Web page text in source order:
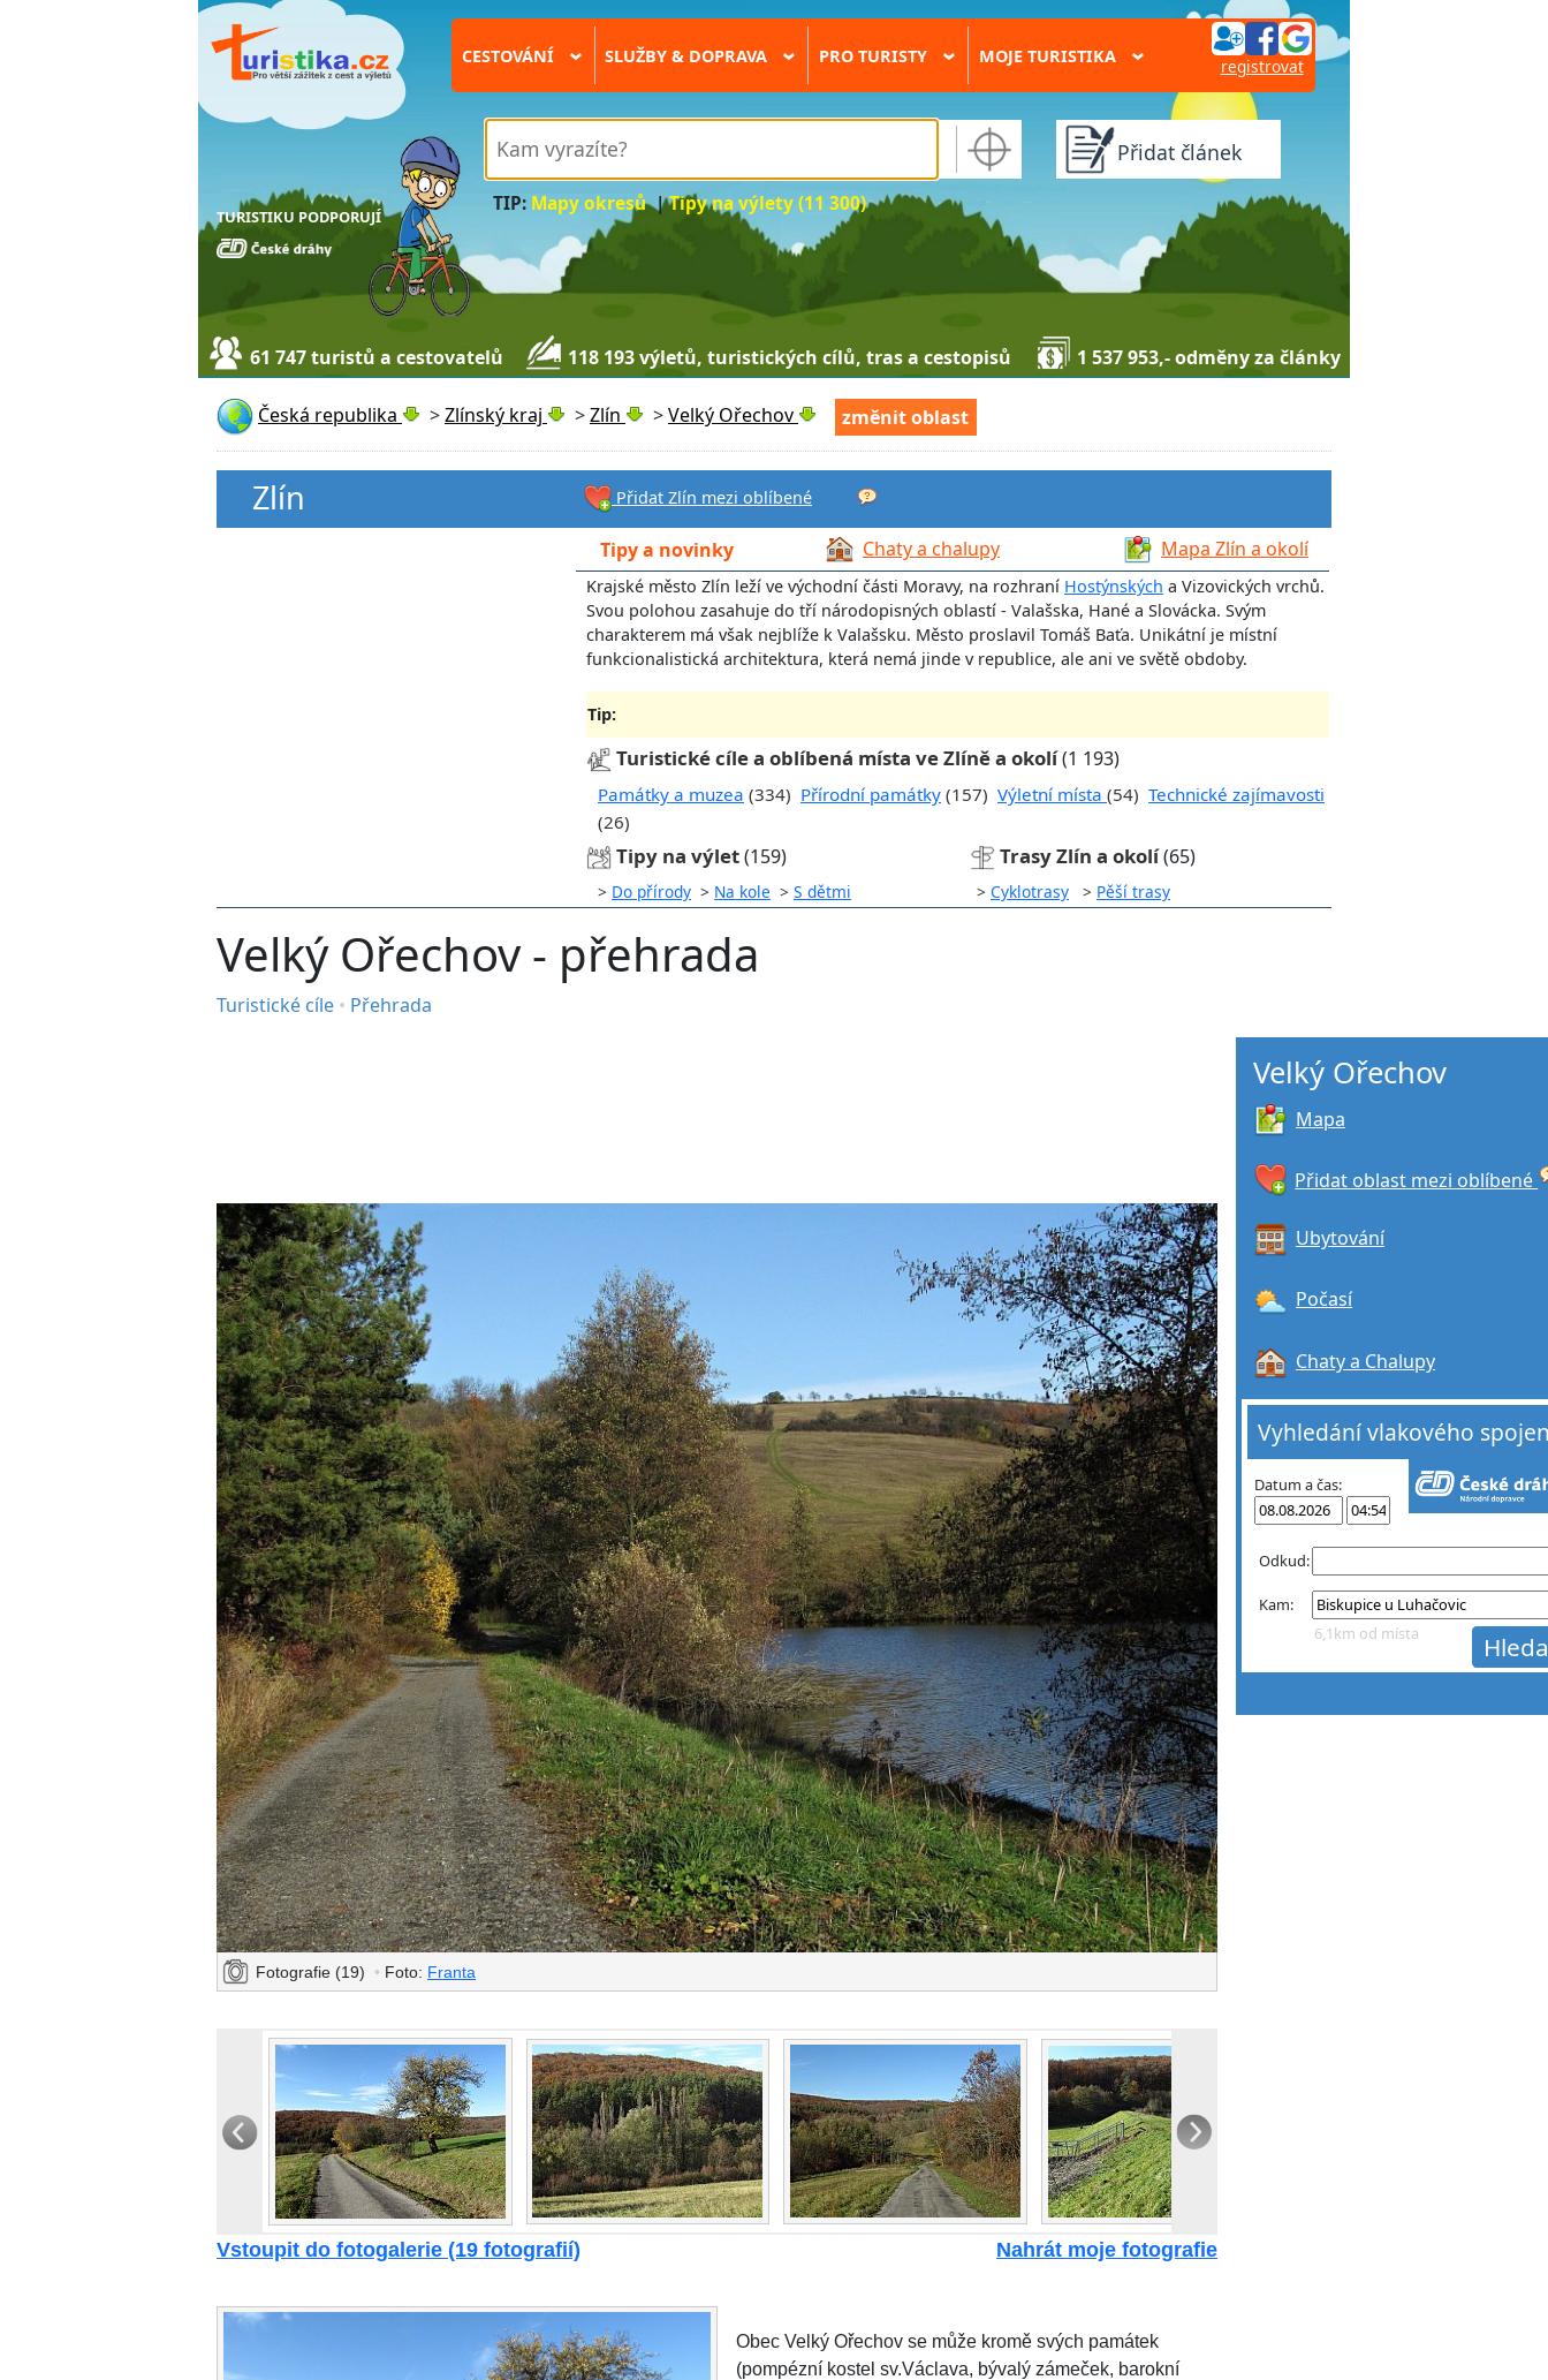
TURISTIKU PODPORUJÍ
CESTOVÁNÍ › SLUŽBY & DOPRAVA › PRO TURISTY › MOJE TURISTIKA › registrovat
TIP: Mapy okresů|Tipy na výlety (11 300)
Přidat článek
61 747 turistů a cestovatelů 118 193 výletů, turistických cílů, tras a cestopisů 1 537 953,- odměny za články
Česká republika >Zlínský kraj >Zlín >Velký Ořechov změnit oblast
Zlín Přidat Zlín mezi oblíbené
Tipy a novinky Chaty a chalupy Mapa Zlín a okolí
Krajské město Zlín leží ve východní části Moravy, na rozhraní Hostýnských a Vizovických vrchů.
Svou polohou zasahuje do tří národopisných oblastí - Valašska, Hané a Slovácka. Svým
charakterem má však nejblíže k Valašsku. Město proslavil Tomáš Baťa. Unikátní je místní
funkcionalistická architektura, která nemá jinde v republice, ale ani ve světě obdoby.
Tip:
Turistické cíle a oblíbená místa ve Zlíně a okolí(1 193)
Památky a muzea (334) Přírodní památky (157) Výletní místa (54) Technické zajímavosti
(26)
Tipy na výlet(159) Trasy Zlín a okolí(65)
> Do přírody > Na kole > S dětmi > Cyklotrasy > Pěší trasy
Velký Ořechov - přehrada
Turistické cíle • Přehrada
Fotografie (19) • Foto: Franta
Nahrát moje fotografie
Vstoupit do fotogalerie (19 fotografií)
Obec Velký Ořechov se může kromě svých památek
(pompézní kostel sv.Václava, bývalý zámeček, barokní
Velký Ořechov
Mapa
Přidat oblast mezi oblíbené
Ubytování
Počasí
Chaty a Chalupy
Vyhledání vlakového
Datum a čas:
Odkud:
Kam:
6,1km od místa